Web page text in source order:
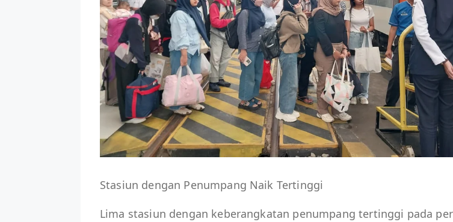
Stasiun dengan Penumpang Naik Tertinggi
Lima stasiun dengan keberangkatan penumpang tertinggi pada